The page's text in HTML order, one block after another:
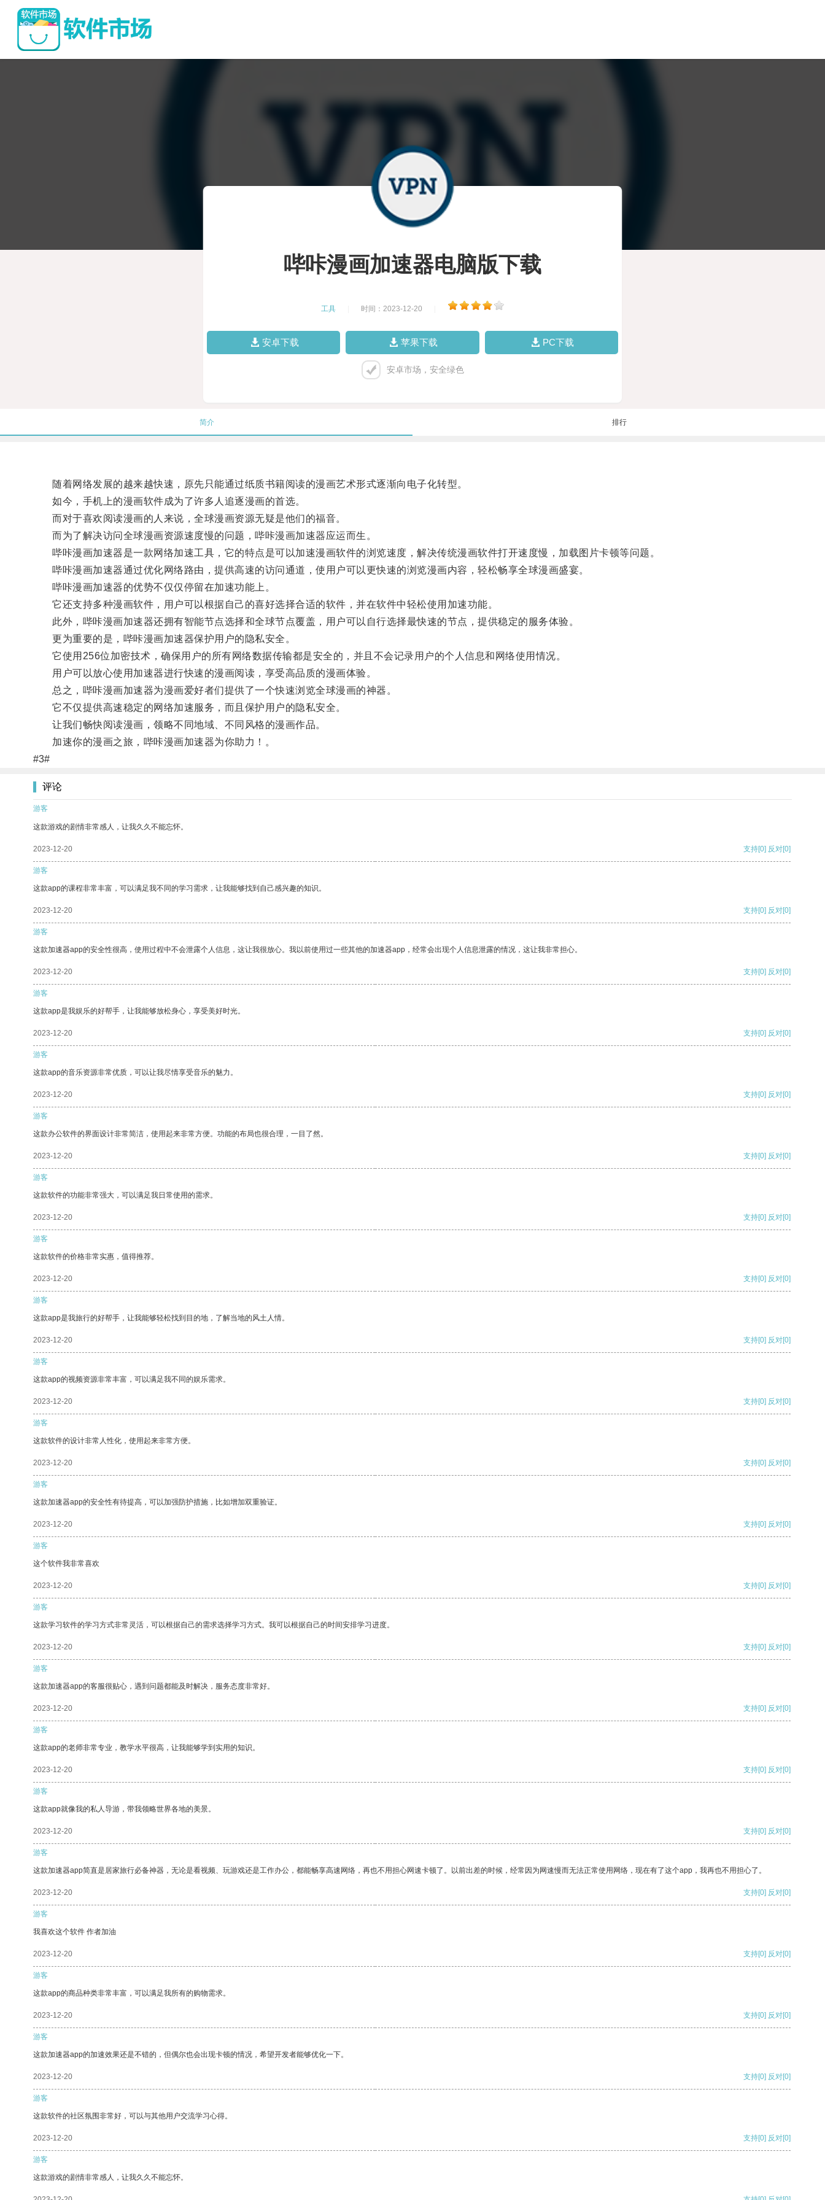
哔咔漫画加速器电脑版下载
工具 时间：2023-12-20
安卓下载 苹果下载 PC下载
安卓市场，安全绿色
简介 排行
随着网络发展的越来越快速，原先只能通过纸质书籍阅读的漫画艺术形式逐渐向电子化转型。
如今，手机上的漫画软件成为了许多人追逐漫画的首选。
而对于喜欢阅读漫画的人来说，全球漫画资源无疑是他们的福音。
而为了解决访问全球漫画资源速度慢的问题，哔咔漫画加速器应运而生。
哔咔漫画加速器是一款网络加速工具，它的特点是可以加速漫画软件的浏览速度，解决传统漫画软件打开速度慢，加载图片卡顿等问题。
哔咔漫画加速器通过优化网络路由，提供高速的访问通道，使用户可以更快速的浏览漫画内容，轻松畅享全球漫画盛宴。
哔咔漫画加速器的优势不仅仅停留在加速功能上。
它还支持多种漫画软件，用户可以根据自己的喜好选择合适的软件，并在软件中轻松使用加速功能。
此外，哔咔漫画加速器还拥有智能节点选择和全球节点覆盖，用户可以自行选择最快速的节点，提供稳定的服务体验。
更为重要的是，哔咔漫画加速器保护用户的隐私安全。
它使用256位加密技术，确保用户的所有网络数据传输都是安全的，并且不会记录用户的个人信息和网络使用情况。
用户可以放心使用加速器进行快速的漫画阅读，享受高品质的漫画体验。
总之，哔咔漫画加速器为漫画爱好者们提供了一个快速浏览全球漫画的神器。
它不仅提供高速稳定的网络加速服务，而且保护用户的隐私安全。
让我们畅快阅读漫画，领略不同地域、不同风格的漫画作品。
加速你的漫画之旅，哔咔漫画加速器为你助力！。
#3#
评论
游客
这款游戏的剧情非常感人，让我久久不能忘怀。
2023-12-20 支持[0] 反对[0]
游客
这款app的课程非常丰富，可以满足我不同的学习需求，让我能够找到自己感兴趣的知识。
2023-12-20 支持[0] 反对[0]
游客
这款加速器app的安全性很高，使用过程中不会泄露个人信息，这让我很放心。我以前使用过一些其他的加速器app，经常会出现个人信息泄露的情况，这让我非常担心。
2023-12-20 支持[0] 反对[0]
游客
这款app是我娱乐的好帮手，让我能够放松身心，享受美好时光。
2023-12-20 支持[0] 反对[0]
游客
这款app的音乐资源非常优质，可以让我尽情享受音乐的魅力。
2023-12-20 支持[0] 反对[0]
游客
这款办公软件的界面设计非常简洁，使用起来非常方便。功能的布局也很合理，一目了然。
2023-12-20 支持[0] 反对[0]
游客
这款软件的功能非常强大，可以满足我日常使用的需求。
2023-12-20 支持[0] 反对[0]
游客
这款软件的价格非常实惠，值得推荐。
2023-12-20 支持[0] 反对[0]
游客
这款app是我旅行的好帮手，让我能够轻松找到目的地，了解当地的风土人情。
2023-12-20 支持[0] 反对[0]
游客
这款app的视频资源非常丰富，可以满足我不同的娱乐需求。
2023-12-20 支持[0] 反对[0]
游客
这款软件的设计非常人性化，使用起来非常方便。
2023-12-20 支持[0] 反对[0]
游客
这款加速器app的安全性有待提高，可以加强防护措施，比如增加双重验证。
2023-12-20 支持[0] 反对[0]
游客
这个软件我非常喜欢
2023-12-20 支持[0] 反对[0]
游客
这款学习软件的学习方式非常灵活，可以根据自己的需求选择学习方式。我可以根据自己的时间安排学习进度。
2023-12-20 支持[0] 反对[0]
游客
这款加速器app的客服很贴心，遇到问题都能及时解决，服务态度非常好。
2023-12-20 支持[0] 反对[0]
游客
这款app的老师非常专业，教学水平很高，让我能够学到实用的知识。
2023-12-20 支持[0] 反对[0]
游客
这款app就像我的私人导游，带我领略世界各地的美景。
2023-12-20 支持[0] 反对[0]
游客
这款加速器app简直是居家旅行必备神器，无论是看视频、玩游戏还是工作办公，都能畅享高速网络，再也不用担心网速卡顿了。以前出差的时候，经常因为网速慢而无法正常使用网络，现在有了这个app，我再也不用担心了。
2023-12-20 支持[0] 反对[0]
游客
我喜欢这个软件 作者加油
2023-12-20 支持[0] 反对[0]
游客
这款app的商品种类非常丰富，可以满足我所有的购物需求。
2023-12-20 支持[0] 反对[0]
游客
这款加速器app的加速效果还是不错的，但偶尔也会出现卡顿的情况，希望开发者能够优化一下。
2023-12-20 支持[0] 反对[0]
游客
这款软件的社区氛围非常好，可以与其他用户交流学习心得。
2023-12-20 支持[0] 反对[0]
游客
这款游戏的剧情非常感人，让我久久不能忘怀。